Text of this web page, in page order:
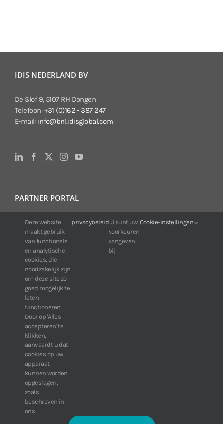
IDIS NEDERLAND BV
De Slof 9, 5107 RH Dongen
Telefoon:+31 (0)162 - 387 247
E-mail: info@bnl.idisglobal.com
PARTNER PORTAL
Voor klanten van IDIS:
24/7 beschikbaarheid, altijd en overal.
Web:https://portal.idisglobal.solutions
TOP DOWNLOADS
Software IDIS Center V7.1.0
160.74 MB
Software IDIS Discovery V4.8.1
13.87 MB
» Bekijk meer downloads
Deze website
maakt gebruik
van functionele
en analytische
cookies, die
noodzakelijk zijn
om deze site zo
goed mogelijk te
laten
functioneren.
Door op 'Alles
accepteren' te
klikken,
aanvaardt u dat
cookies op uw
apparaat
kunnen worden
opgeslagen,
zoals
beschreven in
ons
privacybeleid. U kunt uw
voorkeuren
aangeven
bij
Cookie-instellingen